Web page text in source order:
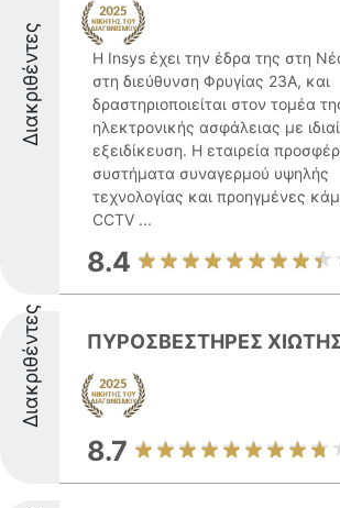
Διακριθέντες
Η Insys έχει την έδρα της στη
στη διεύθυνση Φρυγίας 23Α, και
δραστηριοποιείται στον τομέα
ηλεκτρονικής ασφάλειας με
εξειδίκευση. Η εταιρεία
συστήματα συναγερμού υψηλής
τεχνολογίας και προηγμένες
CCTV ...
8.4
Διακριθέντες ΠΥΡΟΣΒΕΣΤΗΡΕΣ
8.7